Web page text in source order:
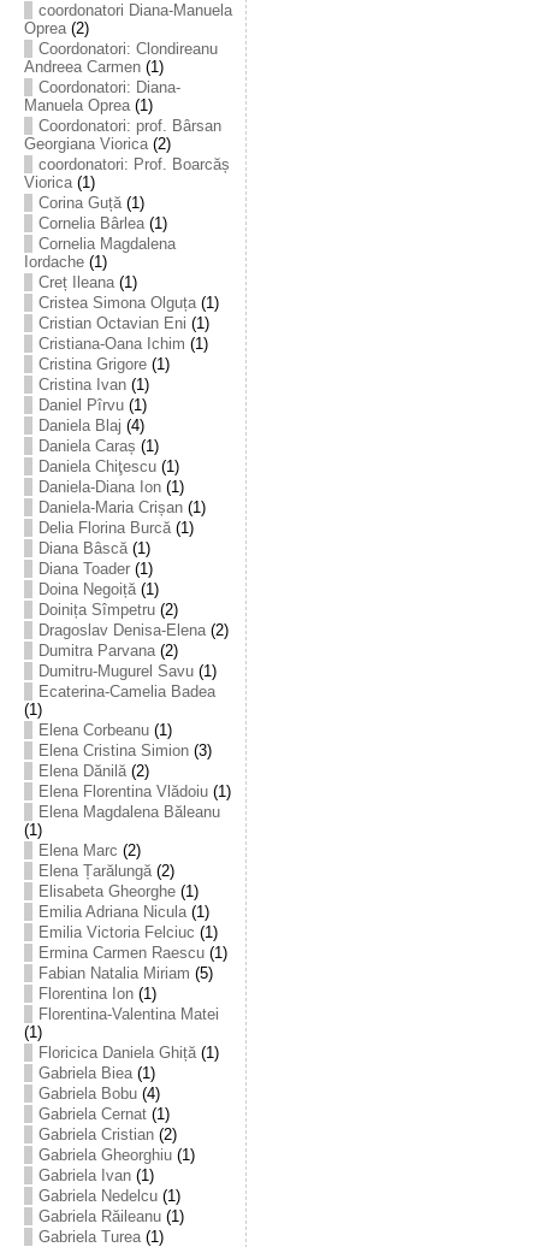
coordonatori Diana-Manuela
Oprea(2)
Coordonatori: Clondireanu
Andreea Carmen(1)
Coordonatori: Diana-
Manuela Oprea(1)
Coordonatori: prof. Bârsan
Georgiana Viorica(2)
coordonatori: Prof. Boarcăș
Viorica(1)
Corina Guță(1)
Cornelia Bârlea(1)
Cornelia Magdalena
Iordache(1)
Creț Ileana(1)
Cristea Simona Olguța(1)
Cristian Octavian Eni (1)
Cristiana-Oana Ichim (1)
Cristina Grigore(1)
Cristina Ivan(1)
Daniel Pîrvu(1)
Daniela Blaj (4)
Daniela Caraș (1)
Daniela Chiţescu(1)
Daniela-Diana Ion(1)
Daniela-Maria Crișan(1)
Delia Florina Burcă(1)
Diana Bâscă(1)
Diana Toader(1)
Doina Negoiță(1)
Doinița Sîmpetru(2)
Dragoslav Denisa-Elena(2)
Dumitra Parvana(2)
Dumitru-Mugurel Savu(1)
Ecaterina-Camelia Badea
(1)
Elena Corbeanu(1)
Elena Cristina Simion(3)
Elena Dănilă(2)
Elena Florentina Vlădoiu(1)
Elena Magdalena Băleanu
(1)
Elena Marc (2)
Elena Țarălungă(2)
Elisabeta Gheorghe(1)
Emilia Adriana Nicula(1)
Emilia Victoria Felciuc (1)
Ermina Carmen Raescu(1)
Fabian Natalia Miriam (5)
Florentina Ion(1)
Florentina-Valentina Matei
(1)
Floricica Daniela Ghiță(1)
Gabriela Biea(1)
Gabriela Bobu(4)
Gabriela Cernat(1)
Gabriela Cristian(2)
Gabriela Gheorghiu(1)
Gabriela Ivan(1)
Gabriela Nedelcu(1)
Gabriela Răileanu(1)
Gabriela Turea(1)